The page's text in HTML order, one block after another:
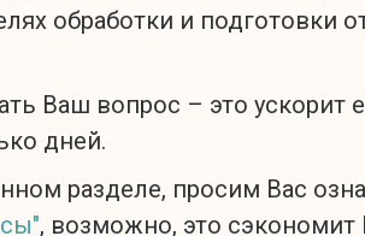
обработки и подготовки
Ваш вопрос – это ускорит
дней.
разделе, просим Вас
, возможно, это